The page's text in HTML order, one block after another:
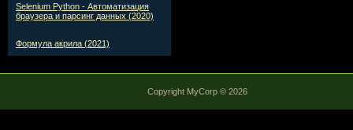
Selenium Python - Автоматизация
браузера и парсинг данных (2020)
Формула акрила (2021)
Copyright MyCorp © 2026